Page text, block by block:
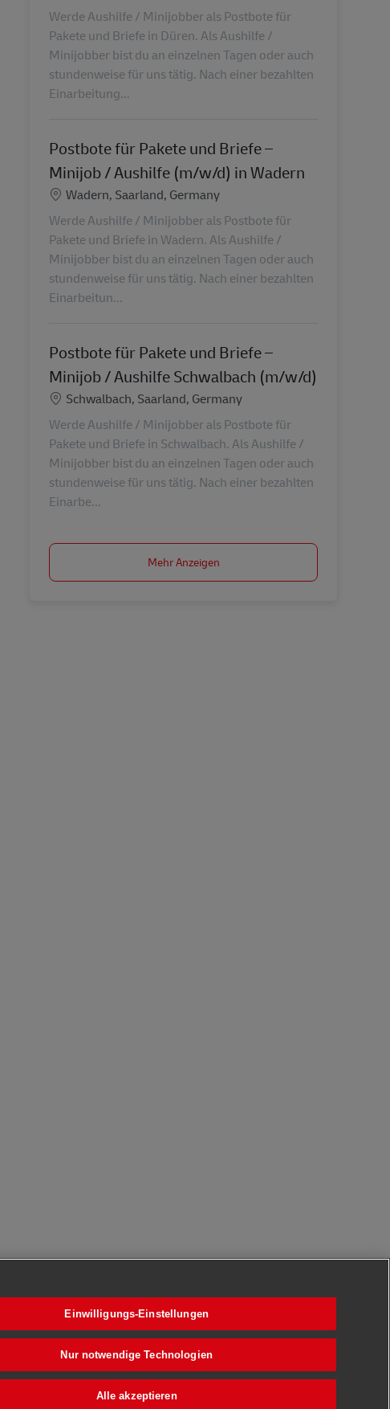
Werde Aushilfe / Minijobber als Postbote für
Pakete und Briefe in Düren. Als Aushilfe /
Minijobber bist du an einzelnen Tagen oder auch
stundenweise für uns tätig. Nach einer bezahlten
Einarbeitung...
Postbote für Pakete und Briefe –
Minijob / Aushilfe (m/w/d) in Wadern
Standort
Wadern, Saarland, Germany
Werde Aushilfe / Minijobber als Postbote für
Pakete und Briefe in Wadern. Als Aushilfe /
Minijobber bist du an einzelnen Tagen oder auch
stundenweise für uns tätig. Nach einer bezahlten
Einarbeitun...
Postbote für Pakete und Briefe –
Minijob / Aushilfe Schwalbach (m/w/d)
Standort
Schwalbach, Saarland, Germany
Werde Aushilfe / Minijobber als Postbote für
Pakete und Briefe in Schwalbach. Als Aushilfe /
Minijobber bist du an einzelnen Tagen oder auch
stundenweise für uns tätig. Nach einer bezahlten
Einarbe...
Mehr Anzeigen
Einwilligungs-Einstellungen
Nur notwendige Technologien
Alle akzeptieren